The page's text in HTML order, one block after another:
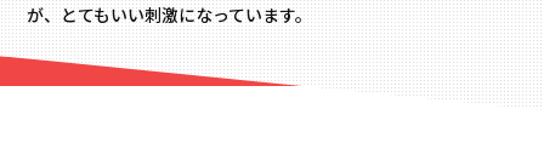
が、とてもいい刺激になっています。